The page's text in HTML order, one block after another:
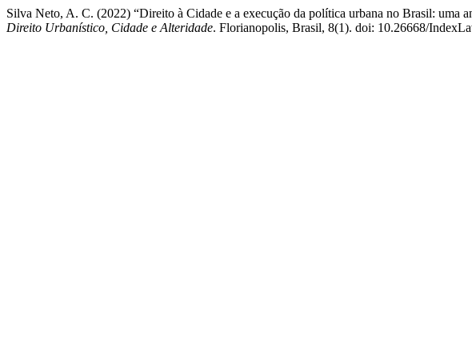
Silva Neto, A. C. (2022) “Direito à Cidade e a execução da política urbana no Brasil: uma
Direito Urbanístico, Cidade e Alteridade. Florianopolis, Brasil, 8(1). doi: 10.26668/